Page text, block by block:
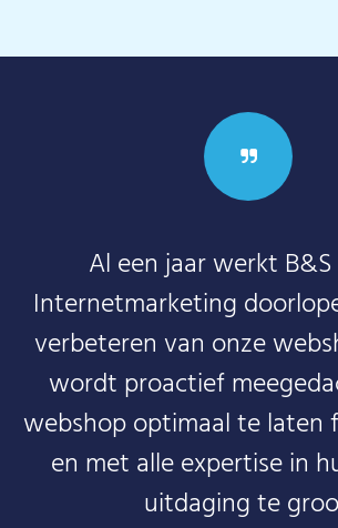
Al een jaar werkt
Internetmarketing
verbeteren van onze
wordt proactief
webshop optimaal te laten
en met alle expertise in
uitdaging te